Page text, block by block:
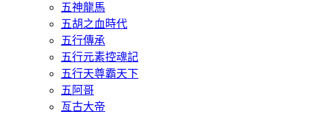
五神龍馬
五胡之血時代
五行傳承
五行元素控魂記
五行天尊霸天下
五阿哥
亙古大帝